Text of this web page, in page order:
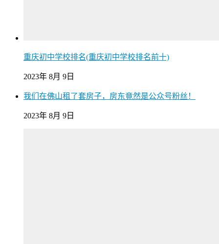
重庆初中学校排名(重庆初中学校排名前十)
2023年 8月 9日
我们在佛山租了套房子，房东竟然是公众号粉丝！
2023年 8月 9日